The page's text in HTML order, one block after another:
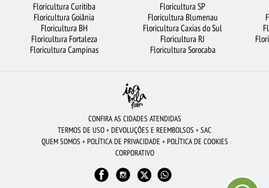
FLORICULTURA SÃO JOSÉ DOS CAMPOS FLORICULTURA MANAUS
ARRANJO DE FLORES FLORICULTURA PORTO ALEGRE FLORES DO CAMPO
FLORICULTURA SALVADOR
FLORICULTURA JOÃO PESSOA
MAIS BUSCADOS CESTA DE CAFÉ DA MANHÃ FLORICULTURA BRASÍLIA
FLORICULTURA CURITIBA FLORICULTURA OSASCO
FLORICULTURA SÃO BERNARDO DO CAMPO FLORICULTURA CAMPINAS
Floricultura Curitiba
Floricultura Goiânia
Floricultura BH
Floricultura Fortaleza
Floricultura Campinas
Floricultura SP
Floricultura Blumenau
Floricultura Caxias do Sul
Floricultura RJ
Floricultura Sorocaba
CONFIRA AS CIDADES ATENDIDAS
TERMOS DE USO • DEVOLUÇÕES E REEMBOLSOS • SAC
QUEM SOMOS • POLÍTICA DE PRIVACIDADE • POLÍTICA DE COOKIES
CORPORATIVO